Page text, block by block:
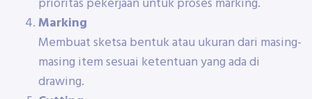
prioritas pekerjaan untuk proses marking.
Marking
Membuat sketsa bentuk atau ukuran dari masing-
masing item sesuai ketentuan yang ada di
drawing.